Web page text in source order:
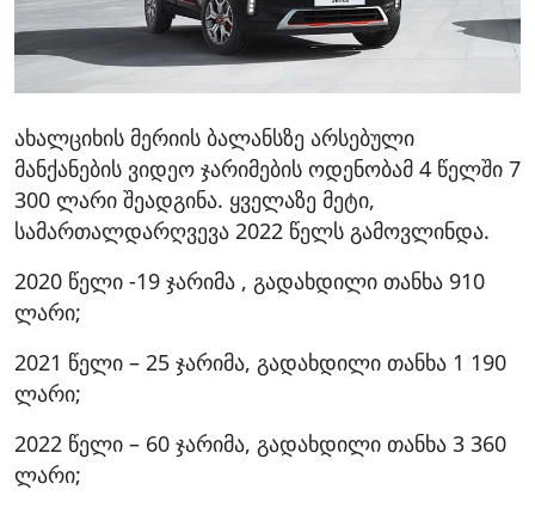
ახალციხის მერიის ბალანსზე არსებული
მანქანების ვიდეო ჯარიმების ოდენობამ 4 წელში 7
300 ლარი შეადგინა. ყველაზე მეტი,
სამართალდარღვევა 2022 წელს გამოვლინდა.
2020 წელი -19 ჯარიმა , გადახდილი თანხა 910
ლარი;
2021 წელი – 25 ჯარიმა, გადახდილი თანხა 1 190
ლარი;
2022 წელი – 60 ჯარიმა, გადახდილი თანხა 3 360
ლარი;